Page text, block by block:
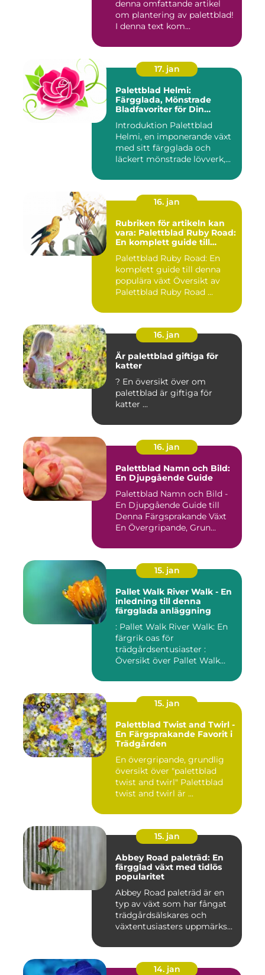
denna omfattande artikel
om plantering av palettblad!
I denna text kom...
17. jan
Palettblad Helmi:
Färgglada, Mönstrade
Bladfavoriter för Din
Introduktion Palettblad
Helmi, en imponerande växt
med sitt färgglada och
läckert mönstrade lövverk,...
16. jan
Rubriken för artikeln kan
vara: Palettblad Ruby Road:
En komplett guide till
Palettblad Ruby Road: En
komplett guide till denna
populära växt Översikt av
Palettblad Ruby Road ...
16. jan
Är palettblad giftiga för
katter
? En översikt över om
palettblad är giftiga för
katter ...
16. jan
Palettblad Namn och Bild:
En Djupgående Guide
Palettblad Namn och Bild -
En Djupgående Guide till
Denna Färgsprakande Växt
En Övergripande, Grun...
15. jan
Pallet Walk River Walk - En
inledning till denna
färgglada anläggning
: Pallet Walk River Walk: En
färgrik oas för
trädgårdsentusiaster :
Översikt över Pallet Walk
15. jan
Palettblad Twist and Twirl -
En Färgsprakande Favorit i
Trädgården
En övergripande, grundlig
översikt över "palettblad
twist and twirl" Palettblad
twist and twirl är ...
15. jan
Abbey Road paleträd: En
färgglad växt med tidlös
popularitet
Abbey Road paleträd är en
typ av växt som har fångat
trädgårdsälskares och
växtentusiasters uppmärks...
14. jan